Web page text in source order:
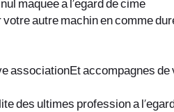
maquee a l’egard de cime
autre machin en comme
associationEt accompagnes
des ultimes profession a